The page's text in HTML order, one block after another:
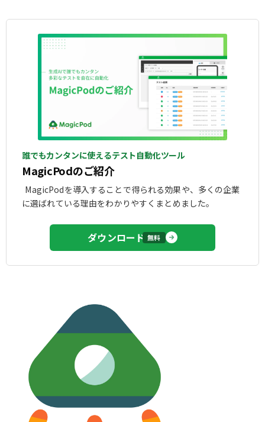
誰でもカンタンに使えるテスト自動化ツール
MagicPodのご紹介
MagicPodを導入することで得られる効果や、多くの企業
に選ばれている理由をわかりやすくまとめました。
ダウンロード 無料